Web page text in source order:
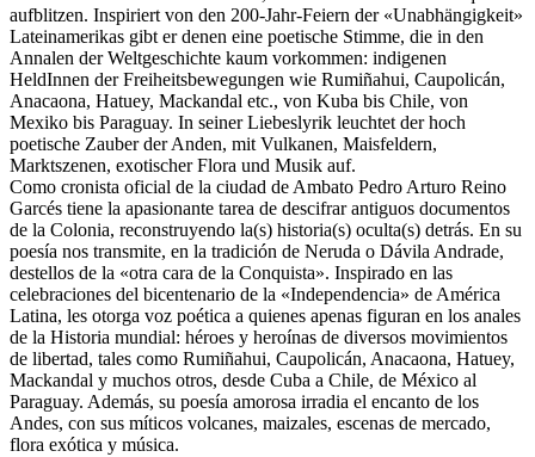
aufblitzen. Inspiriert von den 200-Jahr-Feiern der «Unabhängigkeit»
Lateinamerikas gibt er denen eine poetische Stimme, die in den
Annalen der Weltgeschichte kaum vorkommen: indigenen
HeldInnen der Freiheitsbewegungen wie Rumiñahui, Caupolicán,
Anacaona, Hatuey, Mackandal etc., von Kuba bis Chile, von
Mexiko bis Paraguay. In seiner Liebeslyrik leuchtet der hoch
poetische Zauber der Anden, mit Vulkanen, Maisfeldern,
Marktszenen, exotischer Flora und Musik auf.
Como cronista oficial de la ciudad de Ambato Pedro Arturo Reino
Garcés tiene la apasionante tarea de descifrar antiguos documentos
de la Colonia, reconstruyendo la(s) historia(s) oculta(s) detrás. En su
poesía nos transmite, en la tradición de Neruda o Dávila Andrade,
destellos de la «otra cara de la Conquista». Inspirado en las
celebraciones del bicentenario de la «Independencia» de América
Latina, les otorga voz poética a quienes apenas figuran en los anales
de la Historia mundial: héroes y heroínas de diversos movimientos
de libertad, tales como Rumiñahui, Caupolicán, Anacaona, Hatuey,
Mackandal y muchos otros, desde Cuba a Chile, de México al
Paraguay. Además, su poesía amorosa irradia el encanto de los
Andes, con sus míticos volcanes, maizales, escenas de mercado,
flora exótica y música.